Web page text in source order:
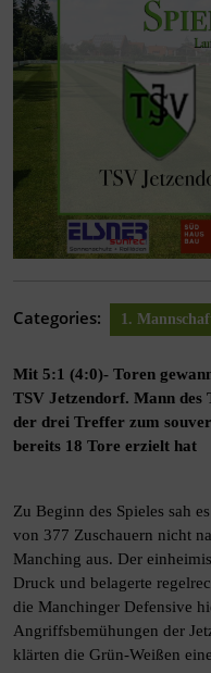
Categories: 1.
Mit 5:1 (4:0)- Toren
TSV Jetzendorf. Mann des
der drei Treffer zum
bereits 18 Tore erzielt hat
Zu Beginn des Spieles sah
von 377 Zuschauern nicht
Manching aus. Der
Druck und belagerte
die Manchinger Defensive
Angriffsbemühungen der
klärten die Grün-Weißen